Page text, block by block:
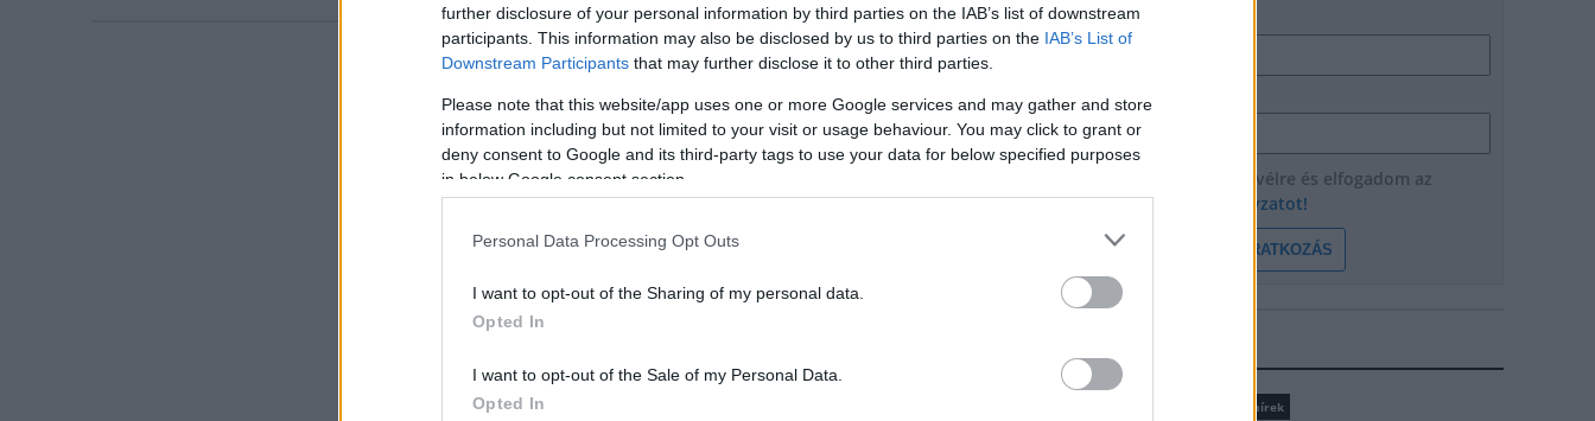
further disclosure of your personal information by third parties on the IAB’s list of downstream
participants. This information may also be disclosed by us to third parties on the IAB’s List of
Downstream Participants that may further disclose it to other third parties.
Please note that this website/app uses one or more Google services and may gather and store
information including but not limited to your visit or usage behaviour. You may click to grant or
deny consent to Google and its third-party tags to use your data for below specified purposes
in below Google consent section.
Personal Data Processing Opt Outs
I want to opt-out of the Sharing of my personal data.
Opted In
I want to opt-out of the Sale of my Personal Data.
Opted In
Név
E-mail cím
Feliratkozom a hírlevélre és elfogadom az
adatvédelmi szabályzatot!
FELIRATKOZÁS
Országos hírek